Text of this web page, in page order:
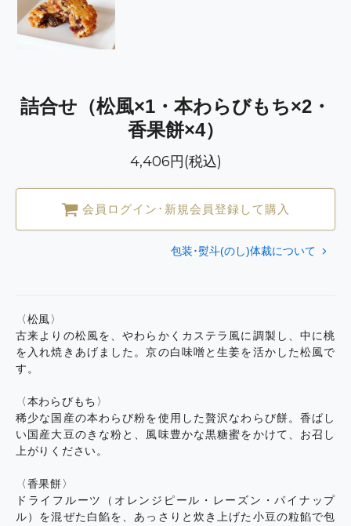
詰合せ（松風×1・本わらびもち×2・
香果餅×4）
4,406円(税込)
会員ログイン･新規会員登録して購入
包装･熨斗(のし)体裁について
〈松風〉
古来よりの松風を、やわらかくカステラ風に調製し、中に桃
を入れ焼きあげました。京の白味噌と生姜を活かした松風で
す。
〈本わらびもち〉
稀少な国産の本わらび粉を使用した贅沢なわらび餅。香ばし
い国産大豆のきな粉と、風味豊かな黒糖蜜をかけて、お召し
上がりください。
〈香果餅〉
ドライフルーツ（オレンジピール・レーズン・パイナップ
ル）を混ぜた白餡を、あっさりと炊き上げた小豆の粒餡で包